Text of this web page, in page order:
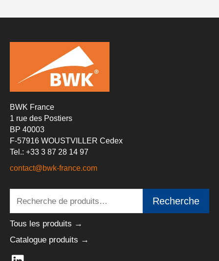
BWK France
1 rue des Postiers
BP 40003
F-57916 WOUSTVILLER Cedex
Tel.: +33 3 87 28 14 97
contact@bwk-france.com
pour :
Recherche
Tous les produits →
Catalogue produits →
L